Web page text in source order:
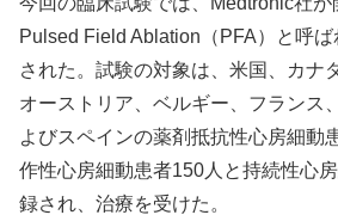
Pulsed Field Ablation（PFA）と呼
された。試験の対象は、米国、カナ
オーストリア、ベルギー、フランス
よびスペインの薬剤抵抗性心房細動
作性心房細動患者150人と持続性心
録され、治療を受けた。